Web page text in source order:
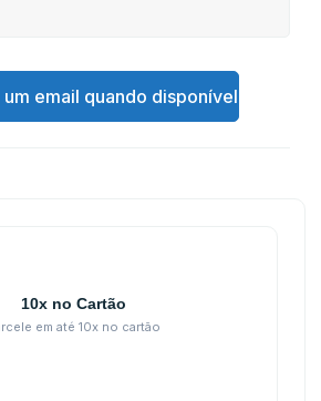
email quando disponível
10x no Cartão
em até 10x no cartão